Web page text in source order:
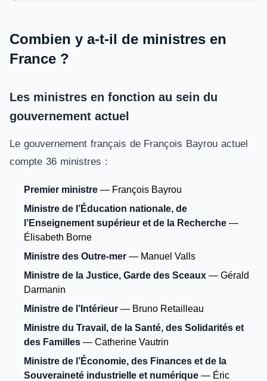
Combien y a-t-il de ministres en
France ?
Les ministres en fonction au sein du
gouvernement actuel
Le gouvernement français de François Bayrou actuel
compte 36 ministres :
Premier ministre — François Bayrou
Ministre de l’Éducation nationale, de
l’Enseignement supérieur et de la Recherche —
Élisabeth Borne
Ministre des Outre-mer — Manuel Valls
Ministre de la Justice, Garde des Sceaux — Gérald
Darmanin
Ministre de l’Intérieur — Bruno Retailleau
Ministre du Travail, de la Santé, des Solidarités et
des Familles — Catherine Vautrin
Ministre de l’Économie, des Finances et de la
Souveraineté industrielle et numérique — Éric